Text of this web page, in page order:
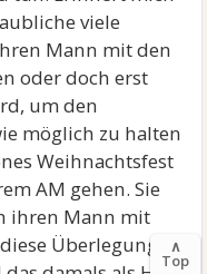
viele
Mann mit den
oder doch erst
um den
möglich zu halten
Weihnachtsfest
AM gehen. Sie
ihren Mann mit
Überlegungen
∧
Top